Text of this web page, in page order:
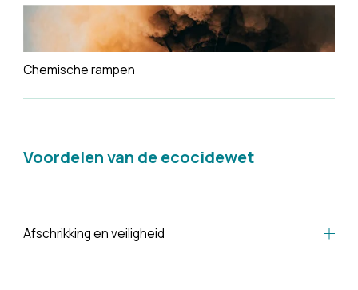
Chemische rampen
Voordelen van de ecocidewet
Afschrikking en veiligheid